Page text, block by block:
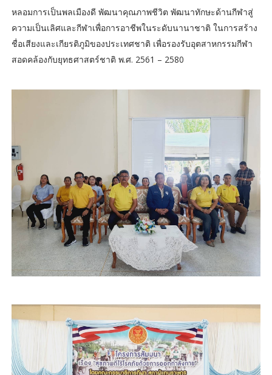
หลอมการเป็นพลเมืองดี พัฒนาคุณภาพชีวิต พัฒนาทักษะด้านกีฬาสู่
ความเป็นเลิศและกีฬาเพื่อการอาชีพในระดับนานาชาติ ในการสร้าง
ชื่อเสียงและเกียรติภูมิของประเทศชาติ เพื่อรองรับอุตสาหกรรมกีฬา
สอดคล้องกับยุทธศาสตร์ชาติ พ.ศ. 2561 – 2580